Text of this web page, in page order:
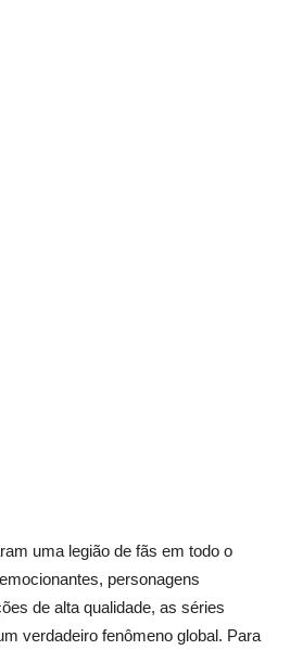
uma legião de fãs em todo o
personagens
de alta qualidade, as séries
verdadeiro fenômeno global. Para